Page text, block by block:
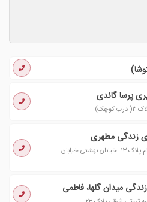
پرسا گاندی
زندگی مطهری
خیابان مطهری خیابان سرافراز خیابان یکم پلاک ۱۳--خیابان بهشتی خیابان
میدان گلها، فاطمی